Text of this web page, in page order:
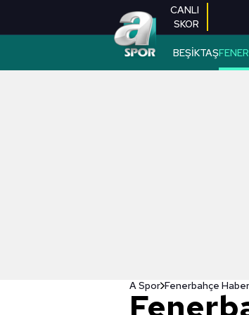
CANLI
SKOR
BEŞİKTAŞ
A Spor Fenerbahçe